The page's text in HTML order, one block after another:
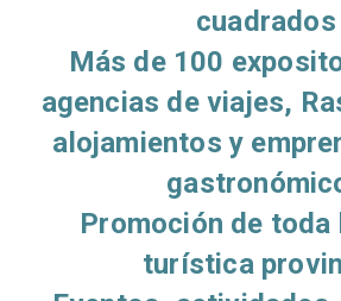
cuadrados
Más de 100
agencias de viajes,
alojamientos y
Promoción de
turística